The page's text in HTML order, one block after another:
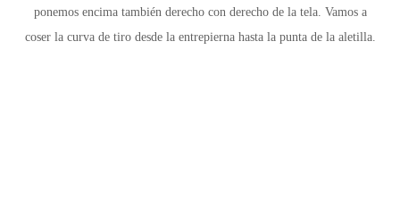
ponemos encima también derecho con derecho de la tela. Vamos a
coser la curva de tiro desde la entrepierna hasta la punta de la aletilla.